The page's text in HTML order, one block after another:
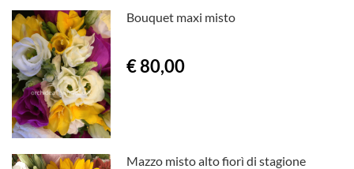
Bouquet maxi misto
€ 80,00
Mazzo misto alto fiorì di stagione